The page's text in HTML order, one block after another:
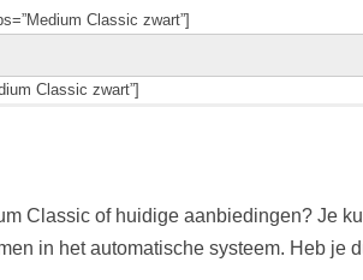
Classic zwart”]
Classic zwart”]
Classic solo”]
Classic of huidige aanbiedingen? Je
in het automatische systeem. Heb je